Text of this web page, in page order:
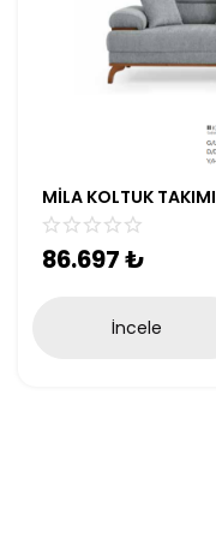
MİLA KOLTUK TAKIMI
86.697₺
İncele